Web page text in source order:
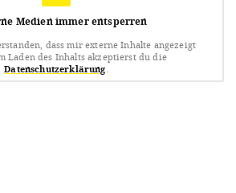
Medien immer entsperren
dass mir externe Inhalte angezeigt
Laden des Inhalts akzeptierst du die
Datenschutzerklärung